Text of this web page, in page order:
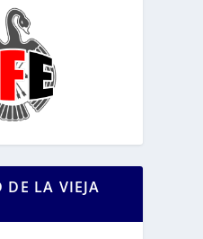
DE LA VIEJA